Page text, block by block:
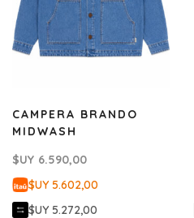
CAMPERA BRANDO
MIDWASH
$UY 6.590,00
$UY 5.602,00
$UY 5.272,00